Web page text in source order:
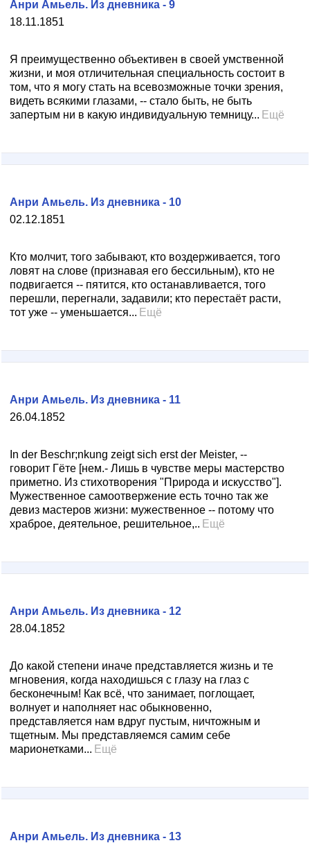
18.11.1851
Анри Амьель. Из дневника - 9
Я преимущественно объективен в своей умственной
жизни, и моя отличительная специальность состоит в
том, что я могу стать на всевозможные точки зрения,
видеть всякими глазами, -- стало быть, не быть
запертым ни в какую индивидуальную темницу... Ещё
02.12.1851
Анри Амьель. Из дневника - 10
Кто молчит, того забывают, кто воздерживается, того
ловят на слове (признавая его бессильным), кто не
подвигается -- пятится, кто останавливается, того
перешли, перегнали, задавили; кто перестаёт расти,
тот уже -- уменьшается... Ещё
26.04.1852
Анри Амьель. Из дневника - 11
In der Beschr;nkung zeigt sich erst der Meister, --
говорит Гёте [нем.- Лишь в чувстве меры мастерство
приметно. Из стихотворения "Природа и искусство"].
Мужественное самоотвержение есть точно так же
девиз мастеров жизни: мужественное -- потому что
храброе, деятельное, решительное,.. Ещё
28.04.1852
Анри Амьель. Из дневника - 12
До какой степени иначе представляется жизнь и те
мгновения, когда находишься с глазу на глаз с
бесконечным! Как всё, что занимает, поглощает,
волнует и наполняет нас обыкновенно,
представляется нам вдруг пустым, ничтожным и
тщетным. Мы представляемся самим себе
марионетками... Ещё
Анри Амьель. Из дневника - 13